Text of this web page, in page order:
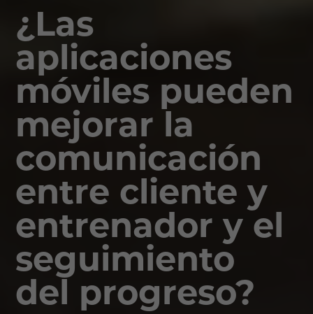
¿Las
aplicaciones
móviles pueden
mejorar la
comunicación
entre cliente y
entrenador y el
seguimiento
del progreso?